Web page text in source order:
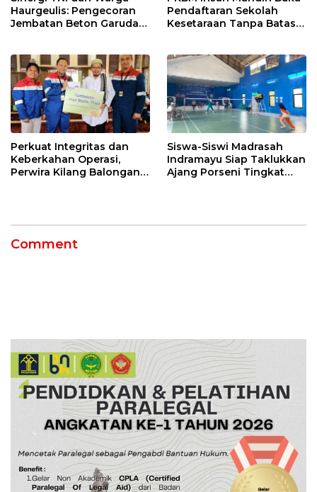
Haurgeulis: Pengecoran
Jembatan Beton Garuda
Pendaftaran Sekolah
Kesetaraan Tanpa Batas
Perkuat Integritas dan
Keberkahan Operasi,
Perwira Kilang Balongan
Siswa-Siswi Madrasah
Indramayu Siap Taklukkan
Ajang Porseni Tingkat
Comment